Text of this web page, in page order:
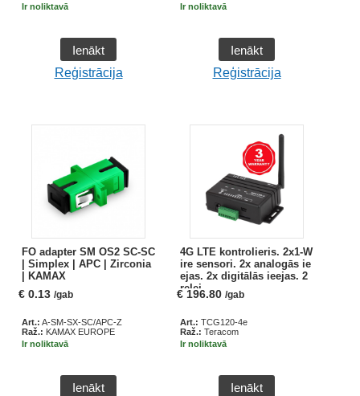
Ir noliktavā
Ienākt
Reģistrācija
Ir noliktavā
Ienākt
Reģistrācija
FO adapter SM OS2 SC-SC
| Simplex | APC | Zirconia
| KAMAX
€ 0.13 /gab
Art.: A-SM-SX-SC/APC-Z
Raž.: KAMAX EUROPE
Ir noliktavā
Ienākt
4G LTE kontrolieris. 2x1-W
ire sensori. 2x analogās ie
ejas. 2x digitālās ieejas. 2
relej
€ 196.80 /gab
Art.: TCG120-4e
Raž.: Teracom
Ir noliktavā
Ienākt